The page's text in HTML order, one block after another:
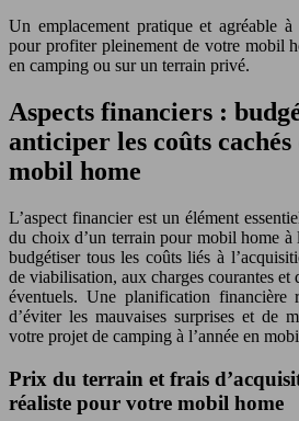
Un emplacement pratique et agréable
pour profiter pleinement de votre mobil
en camping ou sur un terrain privé.
Aspects financiers :
anticiper les coûts
mobil home
L’aspect financier est un élément
du choix d’un terrain pour mobil home à
budgétiser tous les coûts liés à
de viabilisation, aux charges courantes et
éventuels. Une planification financière
d’éviter les mauvaises surprises et de
votre projet de camping à l’année en
Prix du terrain et frais
réaliste pour votre mobil home